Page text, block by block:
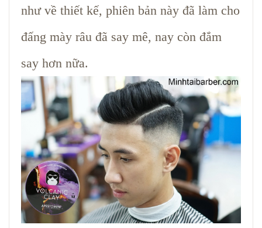
như về thiết kế, phiên bản này đã làm cho
đấng mày râu đã say mê, nay còn đắm
say hơn nữa.